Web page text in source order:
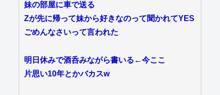
妹の部屋に車で送る
Zが先に帰って妹から好きなのって聞かれてYES
ごめんなさいって言われた
明日休みで酒呑みながら書いる←今ここ
片思い10年とかバカスw